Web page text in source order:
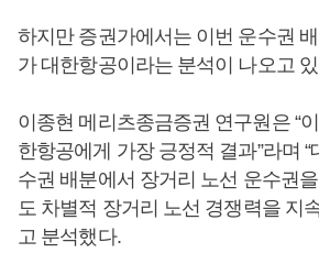
하지만 증권가에서는 이번 운수권
가 대한항공이라는 분석이 나오고
이종현 메리츠종금증권 연구원은 “
한항공에게 가장 긍정적 결과”라며
수권 배분에서 장거리 노선 운수권
도 차별적 장거리 노선 경쟁력을 지
고 분석했다.